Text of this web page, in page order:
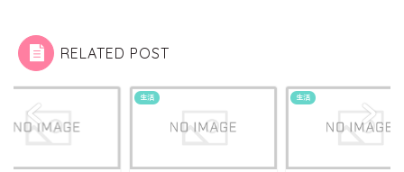
RELATED POST
生活 生活